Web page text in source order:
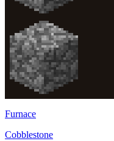
Furnace
Cobblestone